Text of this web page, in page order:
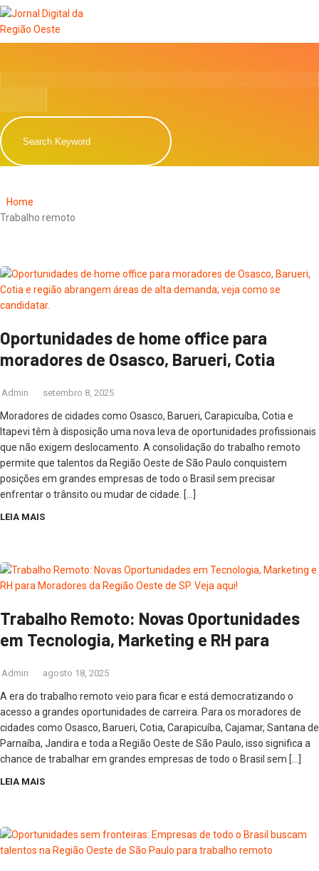
Home
Trabalho remoto
Oportunidades de home office para
moradores de Osasco, Barueri, Cotia
Admin setembro 8, 2025
Moradores de cidades como Osasco, Barueri, Carapicuíba, Cotia e
Itapevi têm à disposição uma nova leva de oportunidades profissionais
que não exigem deslocamento. A consolidação do trabalho remoto
permite que talentos da Região Oeste de São Paulo conquistem
posições em grandes empresas de todo o Brasil sem precisar
enfrentar o trânsito ou mudar de cidade. […]
LEIA MAIS
Trabalho Remoto: Novas Oportunidades
em Tecnologia, Marketing e RH para
Admin agosto 18, 2025
A era do trabalho remoto veio para ficar e está democratizando o
acesso a grandes oportunidades de carreira. Para os moradores de
cidades como Osasco, Barueri, Cotia, Carapicuíba, Cajamar, Santana de
Parnaíba, Jandira e toda a Região Oeste de São Paulo, isso significa a
chance de trabalhar em grandes empresas de todo o Brasil sem […]
LEIA MAIS